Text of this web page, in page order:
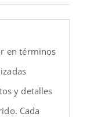
en términos
y detalles
Cada